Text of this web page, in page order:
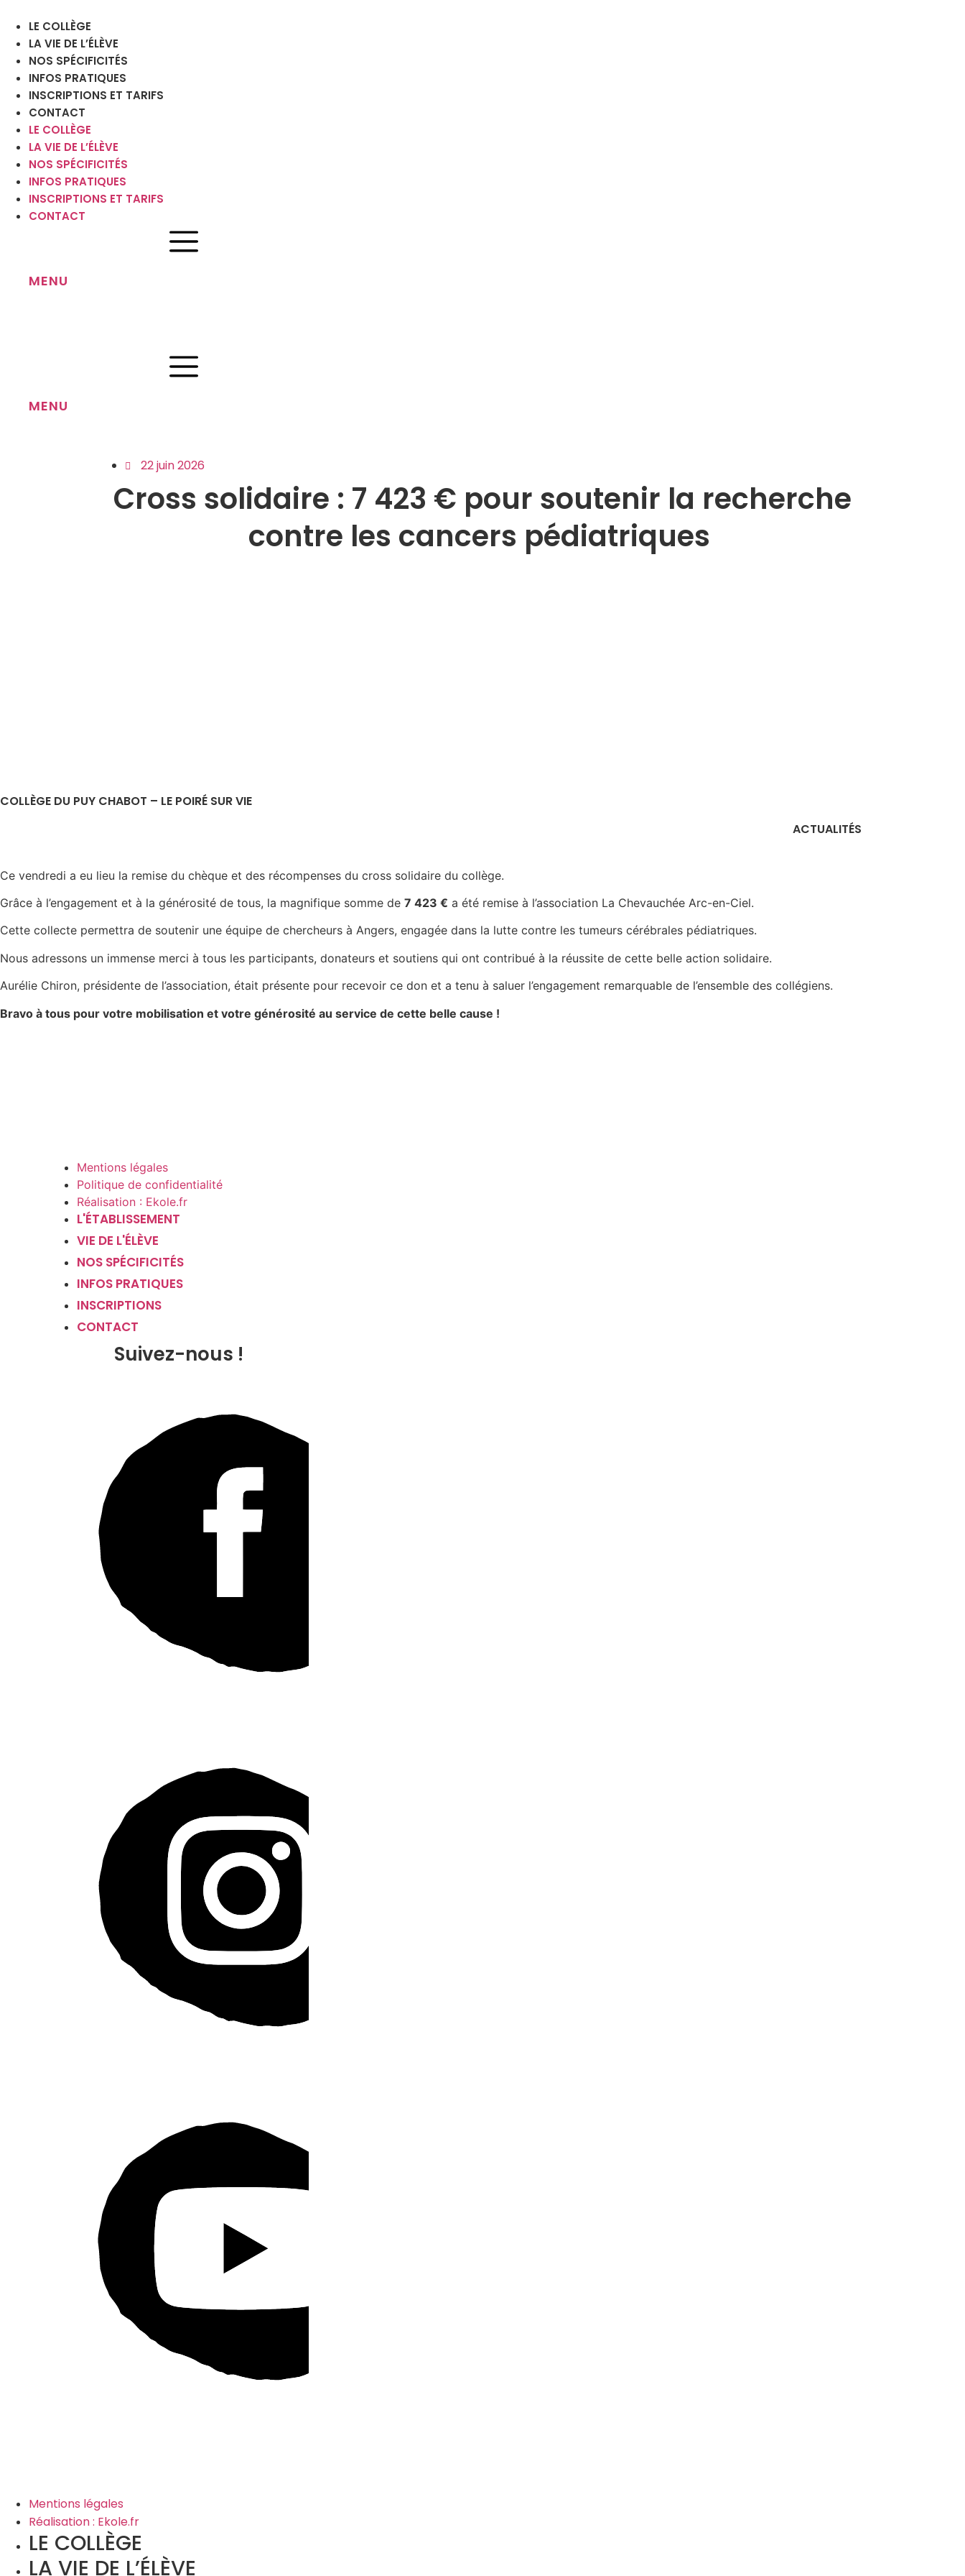
contenu
LE COLLÈGE
LA VIE DE L’ÉLÈVE
NOS SPÉCIFICITÉS
INFOS PRATIQUES
INSCRIPTIONS ET TARIFS
CONTACT
LE COLLÈGE
LA VIE DE L’ÉLÈVE
NOS SPÉCIFICITÉS
INFOS PRATIQUES
INSCRIPTIONS ET TARIFS
CONTACT
MENU
MENU
22 juin 2026
Cross solidaire : 7 423 € pour soutenir la recherche
contre les cancers pédiatriques
COLLÈGE DU PUY CHABOT – LE POIRÉ SUR VIE
ACTUALITÉS
Ce vendredi a eu lieu la remise du chèque et des récompenses du cross solidaire du collège.
Grâce à l’engagement et à la générosité de tous, la magnifique somme de 7 423 € a été remise à l’association La Chevauchée Arc-en-Ciel.
Cette collecte permettra de soutenir une équipe de chercheurs à Angers, engagée dans la lutte contre les tumeurs cérébrales pédiatriques.
Nous adressons un immense merci à tous les participants, donateurs et soutiens qui ont contribué à la réussite de cette belle action solidaire.
Aurélie Chiron, présidente de l’association, était présente pour recevoir ce don et a tenu à saluer l’engagement remarquable de l’ensemble des collégiens.
Bravo à tous pour votre mobilisation et votre générosité au service de cette belle cause !
Mentions légales
Politique de confidentialité
Réalisation : Ekole.fr
L'ÉTABLISSEMENT
VIE DE L'ÉLÈVE
NOS SPÉCIFICITÉS
INFOS PRATIQUES
INSCRIPTIONS
CONTACT
Suivez-nous !
Mentions légales
Réalisation : Ekole.fr
LE COLLÈGE
LA VIE DE L’ÉLÈVE